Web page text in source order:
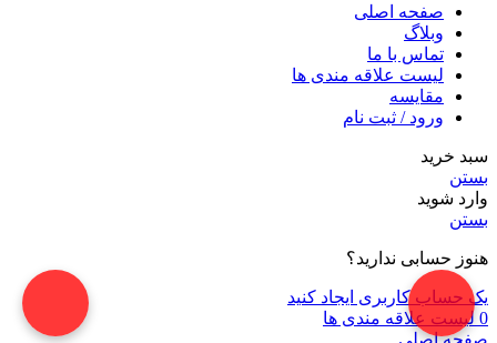
صفحه اصلی
وبلاگ
تماس با ما
لیست علاقه مندی ها
مقایسه
ورود / ثبت نام
سبد خرید
بستن
وارد شوید
بستن
هنوز حسابی ندارید؟
یک حساب کاربری ایجاد کنید
0 لیست علاقه مندی ها
صفحه اصلی